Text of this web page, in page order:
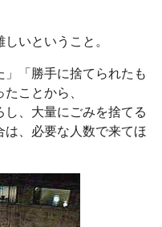
いということ。
「勝手に捨てられたも
ことから、
、大量にごみを捨てる
、必要な人数で来てほ